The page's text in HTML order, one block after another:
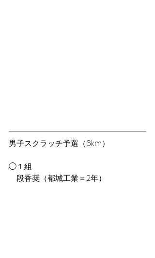
男子スクラッチ予選（6km）
◯１組
段香奨（都城工業＝2年）